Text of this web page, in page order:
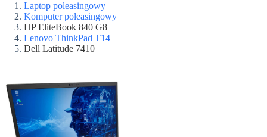
Laptop poleasingowy
Komputer poleasingowy
HP EliteBook 840 G8
Lenovo ThinkPad T14
Dell Latitude 7410